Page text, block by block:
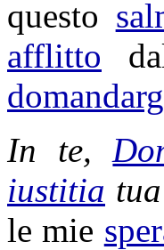
questo
afflitto
In te,
iustitia tua
le mie